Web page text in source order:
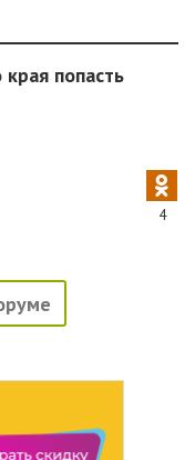
попасть
4